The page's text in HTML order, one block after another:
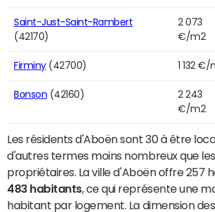
Saint-Just-Saint-Rambert
(42170)
2 073
€/m2
Firminy(42700) 1 132
Bonson (42160)
2 243
€/m2
Les résidents d'Aboën sont 30 à être
d'autres termes moins nombreux que les
propriétaires. La ville d'Aboën offre 257
483 habitants, ce qui représente une
habitant par logement. La dimension